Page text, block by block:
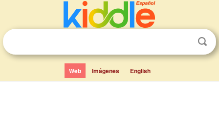
Web Imágenes English